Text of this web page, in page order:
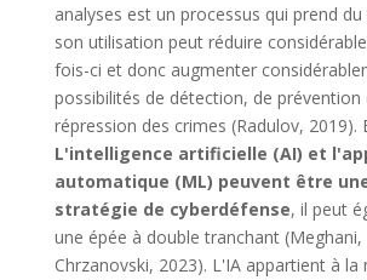
analyses est un processus qui prend du
son utilisation peut réduire
fois-ci et donc augmenter
possibilités de détection, de prévention
répression des crimes (Radulov, 2019).
L'intelligence artificielle (AI) et
automatique (ML) peuvent être
stratégie de cyberdéfense, il peut
une épée à double tranchant (Meghani,
Chrzanovski, 2023). L'IA appartient à la